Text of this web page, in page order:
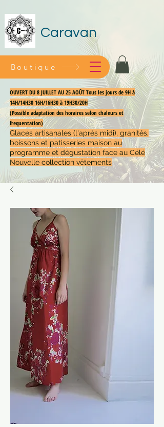
Caravan
OUVERT DU 8 JUILLET AU 25 AOÛT Tous les jours de 9H à
14H/14H30 16H/16H30 à 19H30/20H
(Possible adaptation des horaires selon chaleurs et
frequentation)
Glaces artisanales (l'après midi), granités,
boissons et patisseries maison au
programme et dégustation face au Célé
Nouvelle collection vêtements
Boutique